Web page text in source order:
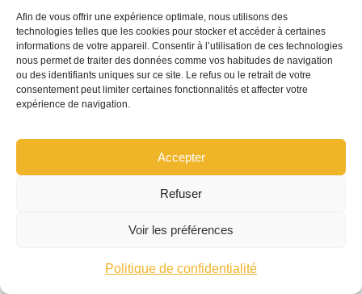
Afin de vous offrir une expérience optimale, nous utilisons des
technologies telles que les cookies pour stocker et accéder à certaines
informations de votre appareil. Consentir à l’utilisation de ces technologies
nous permet de traiter des données comme vos habitudes de navigation
ou des identifiants uniques sur ce site. Le refus ou le retrait de votre
consentement peut limiter certaines fonctionnalités et affecter votre
expérience de navigation.
Accepter
Refuser
Voir les préférences
Politique de confidentialité
des outils dédiés comme ceux disponibles sur les
pages dedevis volkswagen compareret de
consulter les options spécifiques pour les garanties
conducteurs essentielles ou lesassurance vol
rapidement l’impact sur le budget et à ajuster le
choix en fonction des besoins réels.
Conseils pratiques pour
limiter les coûts sans